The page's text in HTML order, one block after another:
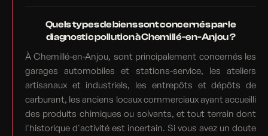
Quels types de biens sont concernés par le
diagnostic pollution à Chemillé-en-Anjou ?
À Chemillé-en-Anjou, sont principalement concernés les
garages automobiles et stations-service, les ateliers
artisanaux et industriels, les entrepôts et dépôts de
carburant, les anciens locaux commerciaux ayant accueilli
des produits chimiques ou solvants, et tout terrain dont
l'historique d'activité est incertain. Si vous avez un doute